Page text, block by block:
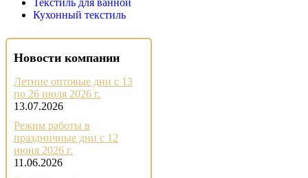
Текстиль для ванной
Кухонный текстиль
Новости компании
Летние оптовые дни с 13
по 26 июля 2026 г.
13.07.2026
Режим работы в
праздничные дни с 12
июня 2026 г.
11.06.2026